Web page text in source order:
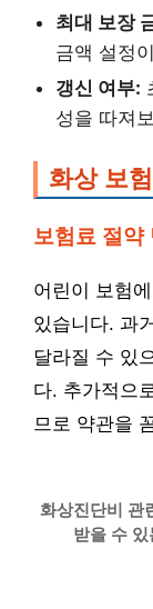
최대 보장
금액 설정
갱신 여부:
성을 따져
화상 보
보험료 절약
어린이 보험
있습니다. 과
달라질 수 있
다. 추가적으
므로 약관을
화상진단비 관
받을 수